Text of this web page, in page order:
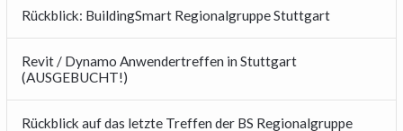
Rückblick: BuildingSmart Regionalgruppe Stuttgart
Revit / Dynamo Anwendertreffen in Stuttgart
(AUSGEBUCHT!)
Rückblick auf das letzte Treffen der BS Regionalgruppe